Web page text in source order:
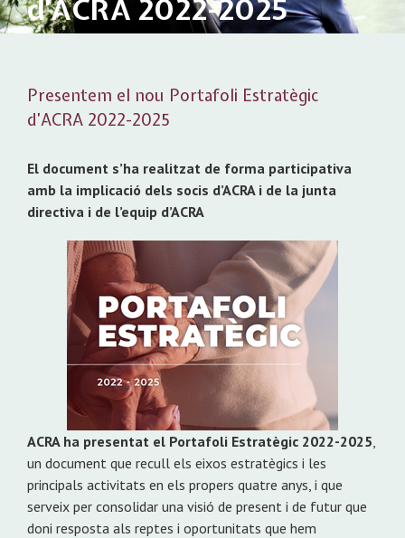
d’ACRA 2022-2025
Presentem el nou Portafoli Estratègic
d’ACRA 2022-2025
El document s’ha realitzat de forma participativa
amb la implicació dels socis d’ACRA i de la junta
directiva i de l’equip d’ACRA
ACRA ha presentat el Portafoli Estratègic 2022-2025,
un document que recull els eixos estratègics i les
principals activitats en els propers quatre anys, i que
serveix per consolidar una visió de present i de futur que
doni resposta als reptes i oportunitats que hem